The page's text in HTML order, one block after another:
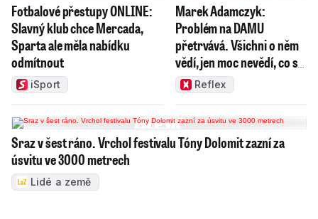
Fotbalové přestupy ONLINE:
Slavný klub chce Mercada,
Sparta ale měla nabídku
odmítnout
iSport
Marek Adamczyk:
Problém na DAMU
přetrvává. Všichni o něm
vědí, jen moc nevědí, co s
nímReflex
Sraz v šest ráno. Vrchol festivalu Tóny Dolomit zazní za
úsvitu ve 3000 metrech
Lidé a země